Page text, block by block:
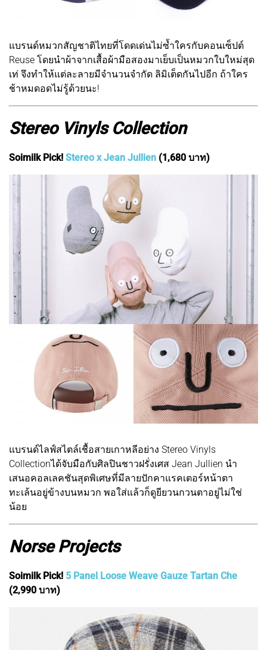
แบรนด์หมวกสัญชาติไทยที่โดดเด่นไม่ซ้ำใครกับคอนเซ็ปต์
Reuse โดยนำผ้าจากเสื้อผ้ามือสองมาเย็บเป็นหมวกใบใหม่สุด
เท่ จึงทำให้แต่ละลายมีจำนวนจำกัด ลิมิเต็ดกันไปอีก ถ้าใคร
ช้าหมดอดไม่รู้ด้วยนะ!
Stereo Vinyls Collection
Soimilk Pick! Stereo x Jean Jullien (1,680 บาท)
แบรนด์ไลฟ์สไตล์เชื้อสายเกาหลีอย่าง Stereo Vinyls
Collectionได้จับมือกับศิลปินชาวฝรั่งเศส Jean Jullien นำ
เสนอคอลเลคชันสุดพิเศษที่มีลายปักคาแรคเตอร์หน้าตา
ทะเล้นอยู่ข้างบนหมวก พอใส่แล้วก็ดูยียวนกวนตาอยู่ไม่ใช่
น้อย
Norse Projects
Soimilk Pick! 5 Panel Loose Weave Gauze Tartan Che
(2,990 บาท)